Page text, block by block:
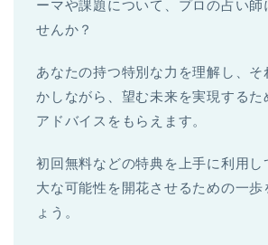
ーマや課題について、プロの占い師
せんか？
あなたの持つ特別な力を理解し、
かしながら、望む未来を実現するた
アドバイスをもらえます。
初回無料などの特典を上手に利用し
大な可能性を開花させるための一歩
ょう。